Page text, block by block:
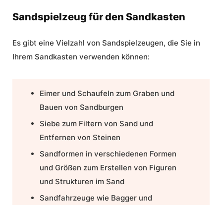
Sandspielzeug für den Sandkasten
Es gibt eine Vielzahl von Sandspielzeugen, die Sie in
Ihrem Sandkasten verwenden können:
Eimer und Schaufeln zum Graben und
Bauen von Sandburgen
Siebe zum Filtern von Sand und
Entfernen von Steinen
Sandformen in verschiedenen Formen
und Größen zum Erstellen von Figuren
und Strukturen im Sand
Sandfahrzeuge wie Bagger und